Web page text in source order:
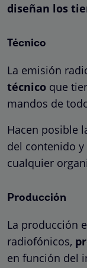
diseñan los
Técnico
La emisión
técnico que
mandos de
Hacen posible
del contenido
cualquier
Producción
La producción
radiofónicos,
en función del